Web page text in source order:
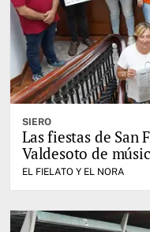
SIERO
Las fiestas de San
Valdesoto de
EL FIELATO Y EL NORA